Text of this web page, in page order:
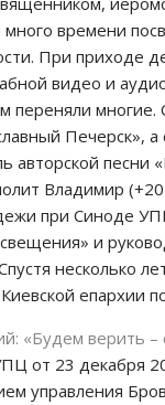
времени
При приходе
видео и
переняли многие.
Печерск»,
авторской
Владимир
при Синоде
и
несколько
епархии
от 23 декабря
управления